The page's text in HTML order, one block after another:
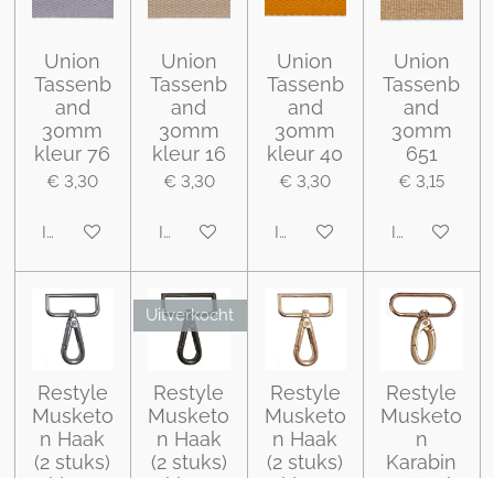
Union
Tassenb
and
30mm
kleur 76
€ 3,30
In winkelwagen
Union
Tassenb
and
30mm
kleur 16
€ 3,30
In winkelwagen
Union
Tassenb
and
30mm
kleur 40
€ 3,30
In winkelwagen
Union
Tassenb
and
30mm
651
€ 3,15
In
Restyle
Musketo
n Haak
(2 stuks)
Uitverkocht
Restyle
Musketo
n Haak
(2 stuks)
Restyle
Musketo
n Haak
(2 stuks)
Restyle
Musketo
n
Karabin